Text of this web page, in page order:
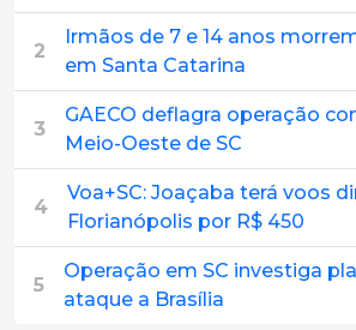
2
Irmãos de 7 e 14 anos
em Santa Catarina
3
GAECO deflagra operação
Meio-Oeste de SC
4
Voa+SC: Joaçaba terá voos
Florianópolis por R$ 450
5
Operação em SC investiga
ataque a Brasília